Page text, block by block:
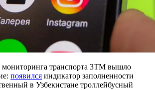
транспорта 3TM вышло
появился индикатор заполненности
в Узбекистане троллейбусный